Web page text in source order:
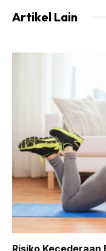
Artikel Lain
Risiko Kecederaan